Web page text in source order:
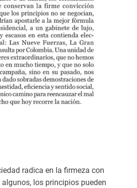
radica en la firmeza con
los principios pueden